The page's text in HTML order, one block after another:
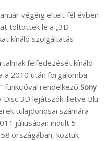
végéig eltelt fél évben
töltöttek le a „3D
kínáló szolgáltatás
felfedezését kínáló
a 2010 után forgalomba
funkcióval rendelkező Sony
3D lejátszók illetve Blu-
tulajdonosai számára
júliusában indult 5
országában, köztük